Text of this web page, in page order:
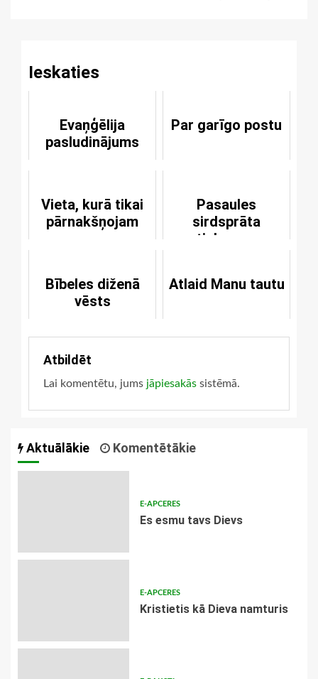
Ieskaties
Evaņģēlija
pasludinājums
Par garīgo postu
Vieta, kurā tikai
pārnakšņojam
Pasaules
sirdsprāta
tieksmes
Bībeles diženā
vēsts
Atlaid Manu tautu
Atbildēt
Lai komentētu, jums jāpiesakās sistēmā.
Aktuālākie Komentētākie
E-APCERES
Es esmu tavs Dievs
E-APCERES
Kristietis kā Dieva namturis